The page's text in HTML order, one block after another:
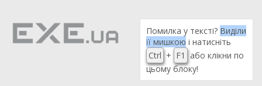
Помилка у тексті? Виділи
її мишкою і натисніть
Ctrl + F1
або клікни по
цьому блоку!